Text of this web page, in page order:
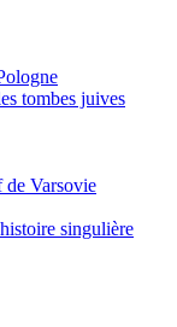
tombes juives
de Varsovie
singulière